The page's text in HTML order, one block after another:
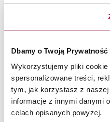
Dbamy o Twoją Prywatność
Wykorzystujemy pliki
spersonalizowane treści,
tym, jak korzystasz z naszej
informacje z innymi danymi
celach opisanych powyżej.